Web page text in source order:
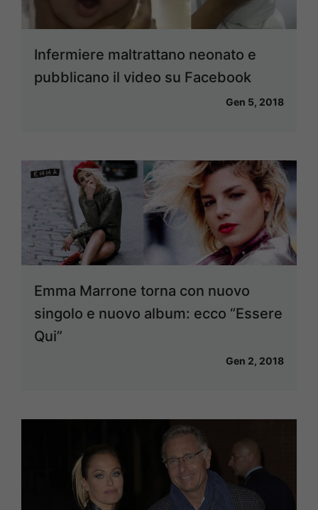
Infermiere maltrattano neonato e
pubblicano il video su Facebook
Gen 5, 2018
Emma Marrone torna con nuovo
singolo e nuovo album: ecco “Essere
Qui”
Gen 2, 2018